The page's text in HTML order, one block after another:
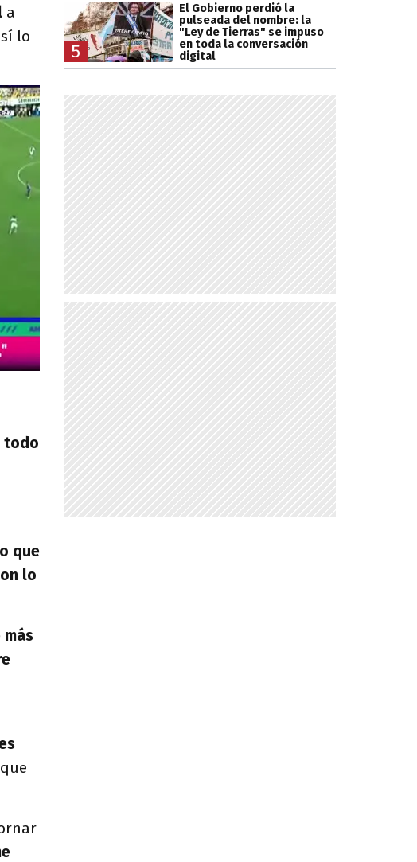
a
lo
todo
que
lo
5
El Gobierno perdió la
pulseada del nombre: la
"Ley de Tierras" se impuso
en toda la conversación
digital